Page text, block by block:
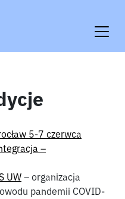
5-7 czerwca
–
UW – organizacja
pandemii COVID-